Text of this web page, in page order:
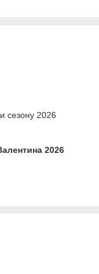
сезону 2026
2026